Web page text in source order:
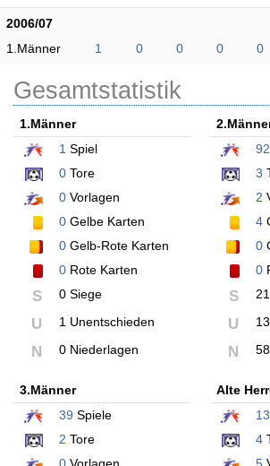
2006/07
1.Männer
1 0 0 0 0
Gesamtstatistik
1.Männer
1 Spiel
0 Tore
0 Vorlagen
0 Gelbe Karten
0 Gelb-Rote Karten
0 Rote Karten
S 0 Siege
U 1 Unentschieden
N 0 Niederlagen
92
3
2
4
0
0
S
U
N
3.Männer
39 Spiele
2 Tore
Alte
13
4